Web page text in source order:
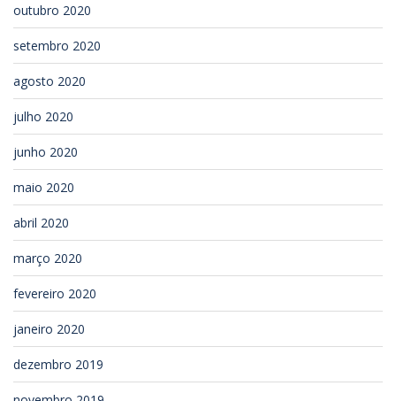
outubro 2020
setembro 2020
agosto 2020
julho 2020
junho 2020
maio 2020
abril 2020
março 2020
fevereiro 2020
janeiro 2020
dezembro 2019